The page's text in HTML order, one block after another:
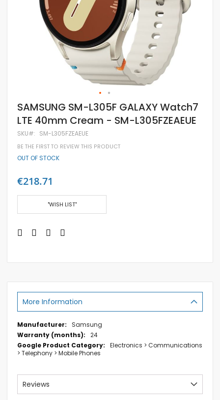
Skip
to
the
of
the
images
gallery
SAMSUNG SM-L305F GALAXY Watch7
LTE 40mm Cream - SM-L305FZEAEUE
SKU SM-L305FZEAEUE
BE THE FIRST TO REVIEW THIS PRODUCT
OUT OF STOCK
€218.71
"WISH LIST"
More Information
More
Information
Samsung
24
Electronics > Communications
> Telephony > Mobile Phones
Reviews